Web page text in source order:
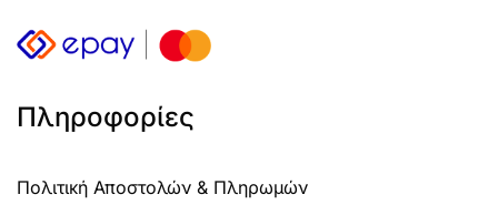
Πληροφορίες
Πολιτική Αποστολών & Πληρωμών